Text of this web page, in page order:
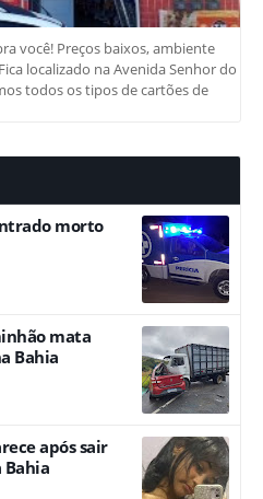
você! Preços baixos, ambiente
localizado na Avenida Senhor do
todos os tipos de cartões de
morto
mata
Bahia
após sair
Bahia